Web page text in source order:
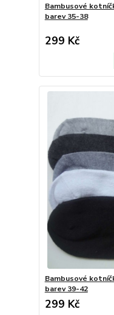
Bambusové
barev 35-38
299 Kč
Bambusové
barev 39-42
299 Kč